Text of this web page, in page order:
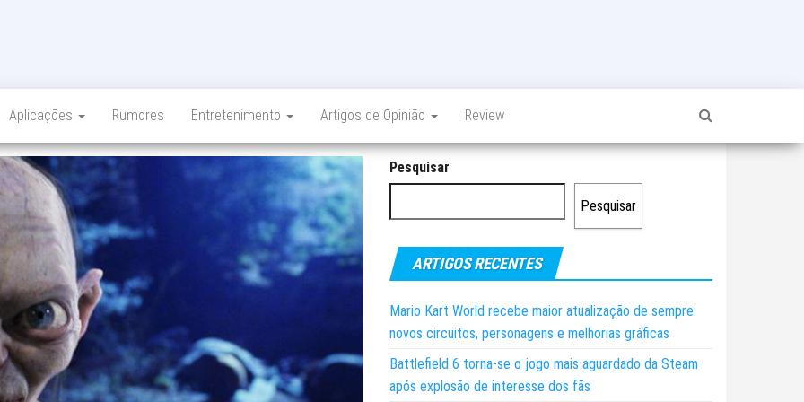
Aplicações Rumores Entretenimento Artigos de Opinião Review
Pesquisar
Pesquisar
ARTIGOS RECENTES
Mario Kart World recebe maior atualização de sempre:
novos circuitos, personagens e melhorias gráficas
Battlefield 6 torna-se o jogo mais aguardado da Steam
após explosão de interesse dos fãs